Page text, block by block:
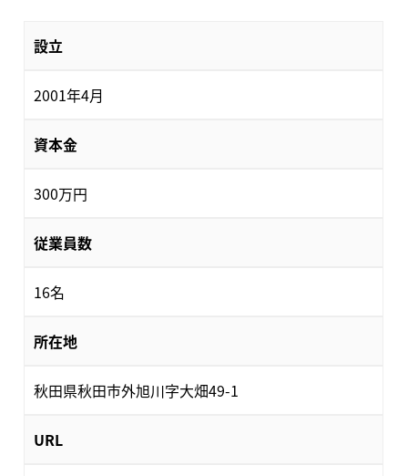
設立
2001年4月
資本金
300万円
従業員数
16名
所在地
秋田県秋田市外旭川字大畑49-1
URL